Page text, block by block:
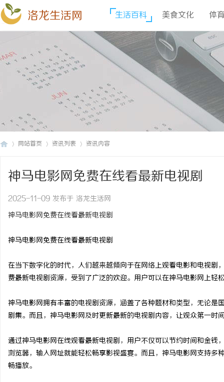
洛龙生活网 生活百科 美食文化 体
网站首页 资讯列表 资讯内容
神马电影网免费在线看最新电视剧
2025-11-09 发布于 洛龙生活网
神马电影网免费在线看最新电视剧
神马电影网免费在线看最新电视剧
在当下数字化的时代，人们越来越倾向于在网络上观看电影和电视
费最新电视剧资源，受到了广泛的欢迎。用户可以在神马电影网上轻
神马电影网拥有丰富的电视剧资源，涵盖了各种题材和类型，无论
剧集。而且，神马电影网及时更新最新的电视剧内容，让观众第一
通过神马电影网在线观看最新电视剧，用户不仅可以节约时间和金
浏览器，输入网址就能轻松畅享影视盛宴。而且，神马电影网支持
畅播放。